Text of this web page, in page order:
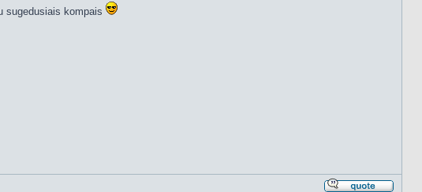
sugedusiais kompais